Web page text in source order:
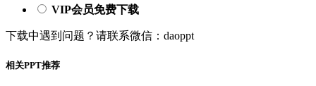
VIP会员免费下载
下载中遇到问题？请联系微信：daoppt
相关PPT推荐